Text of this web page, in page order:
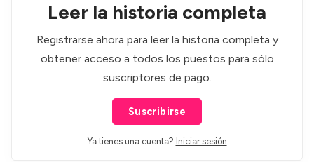
Leer la historia completa
Registrarse ahora para leer la historia completa y
obtener acceso a todos los puestos para sólo
suscriptores de pago.
Suscribirse
Ya tienes una cuenta? Iniciar sesión